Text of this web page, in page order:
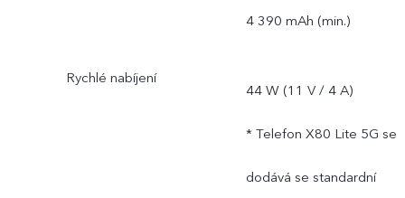
4 390 mAh (min.)
Rychlé nabíjení
44 W (11 V / 4 A)
* Telefon X80 Lite 5G se
dodává se standardní